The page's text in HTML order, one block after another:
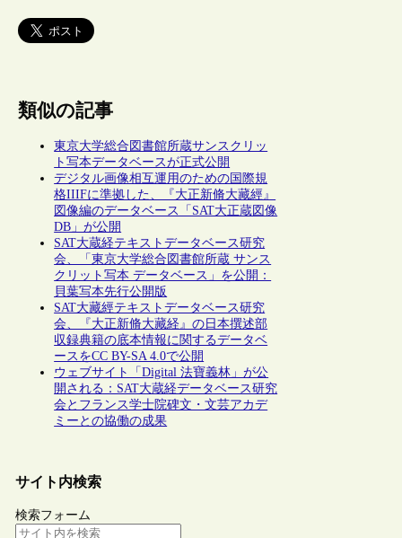
類似の記事
東京大学総合図書館所蔵サンスクリッ
ト写本データベースが正式公開
デジタル画像相互運用のための国際規
格IIIFに準拠した、『大正新脩大藏經』
図像編のデータベース「SAT大正蔵図像
DB」が公開
SAT大蔵経テキストデータベース研究
会、「東京大学総合図書館所蔵 サンス
クリット写本 データベース」を公開：
貝葉写本先行公開版
SAT大藏經テキストデータベース研究
会、『大正新脩大藏経』の日本撰述部
収録典籍の底本情報に関するデータベ
ースをCC BY-SA 4.0で公開
ウェブサイト「Digital 法寶義林」が公
開される：SAT大蔵経データベース研究
会とフランス学士院碑文・文芸アカデ
ミーとの協働の成果
サイト内検索
検索フォーム